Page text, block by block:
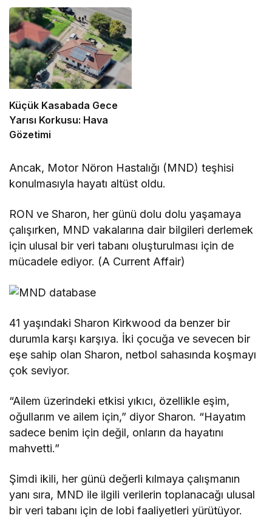
Küçük Kasabada Gece
Yarısı Korkusu: Hava
Gözetimi
Ancak, Motor Nöron Hastalığı (MND) teşhisi
konulmasıyla hayatı altüst oldu.
RON ve Sharon, her günü dolu dolu yaşamaya
çalışırken, MND vakalarına dair bilgileri derlemek
için ulusal bir veri tabanı oluşturulması için de
mücadele ediyor. (A Current Affair)
41 yaşındaki Sharon Kirkwood da benzer bir
durumla karşı karşıya. İki çocuğa ve sevecen bir
eşe sahip olan Sharon, netbol sahasında koşmayı
çok seviyor.
“Ailem üzerindeki etkisi yıkıcı, özellikle eşim,
oğullarım ve ailem için,” diyor Sharon. “Hayatım
sadece benim için değil, onların da hayatını
mahvetti.”
Şimdi ikili, her günü değerli kılmaya çalışmanın
yanı sıra, MND ile ilgili verilerin toplanacağı ulusal
bir veri tabanı için de lobi faaliyetleri yürütüyor.